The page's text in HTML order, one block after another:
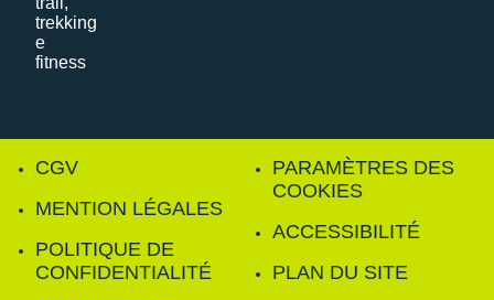
CGV
MENTION LÉGALES
POLITIQUE DE
CONFIDENTIALITÉ
PARAMÈTRES DES
COOKIES
ACCESSIBILITÉ
PLAN DU SITE